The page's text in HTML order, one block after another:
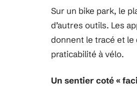
Sur un bike park, le
d’autres outils. Les
donnent le tracé et le
praticabilité à vélo.
Un sentier coté «